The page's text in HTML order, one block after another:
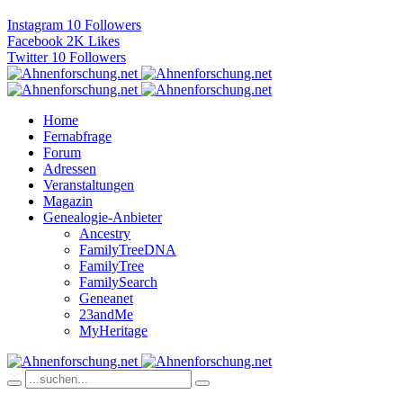
Instagram 10 Followers
Facebook 2K Likes
Twitter 10 Followers
Home
Fernabfrage
Forum
Adressen
Veranstaltungen
Magazin
Genealogie-Anbieter
Ancestry
FamilyTreeDNA
FamilyTree
FamilySearch
Geneanet
23andMe
MyHeritage